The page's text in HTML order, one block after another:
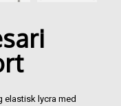
elastisk lycra med